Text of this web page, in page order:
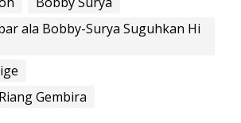
ala Bobby-Surya Suguhkan Hi
Gembira